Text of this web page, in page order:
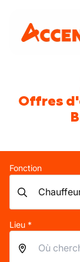
Offres
Fonction
Lieu *